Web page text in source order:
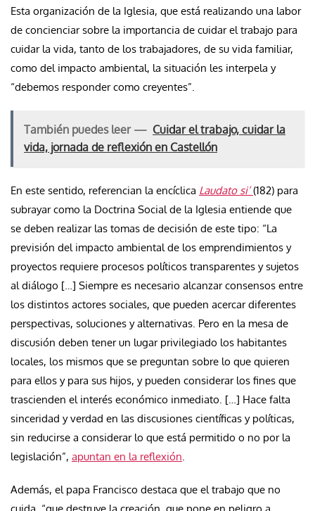
Esta organización de la Iglesia, que está realizando una labor
de concienciar sobre la importancia de cuidar el trabajo para
cuidar la vida, tanto de los trabajadores, de su vida familiar,
como del impacto ambiental, la situación les interpela y
“debemos responder como creyentes”.
También puedes leer — Cuidar el trabajo, cuidar la
vida, jornada de reflexión en Castellón
En este sentido, referencian la encíclica Laudato si’ (182) para
subrayar como la Doctrina Social de la Iglesia entiende que
se deben realizar las tomas de decisión de este tipo: “La
previsión del impacto ambiental de los emprendimientos y
proyectos requiere procesos políticos transparentes y sujetos
al diálogo […] Siempre es necesario alcanzar consensos entre
los distintos actores sociales, que pueden acercar diferentes
perspectivas, soluciones y alternativas. Pero en la mesa de
discusión deben tener un lugar privilegiado los habitantes
locales, los mismos que se preguntan sobre lo que quieren
para ellos y para sus hijos, y pueden considerar los fines que
trascienden el interés económico inmediato. […] Hace falta
sinceridad y verdad en las discusiones científicas y políticas,
sin reducirse a considerar lo que está permitido o no por la
legislación”, apuntan en la reflexión.
Además, el papa Francisco destaca que el trabajo que no